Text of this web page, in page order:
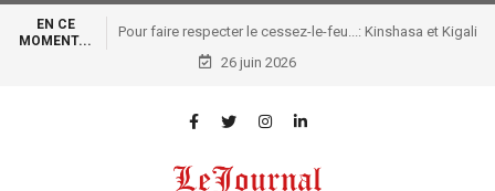
EN CE
MOMENT...
Pour faire respecter le cessez-le-feu...: Kinshasa et Kigali
sous pression à Londres !
26 juin 2026